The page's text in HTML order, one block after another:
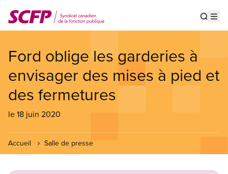
au
contenu
Ford oblige les garderies à
envisager des mises à pied et
des fermetures
le 18 juin 2020
Accueil Salle de presse